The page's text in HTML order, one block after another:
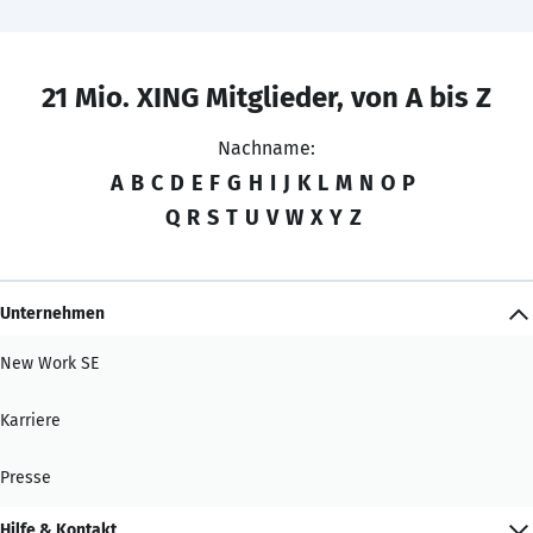
21 Mio. XING Mitglieder, von A bis Z
Nachname:
A B C D E F G H I J K L M N O P
Q R S T U V W X Y Z
Unternehmen
New Work SE
Karriere
Presse